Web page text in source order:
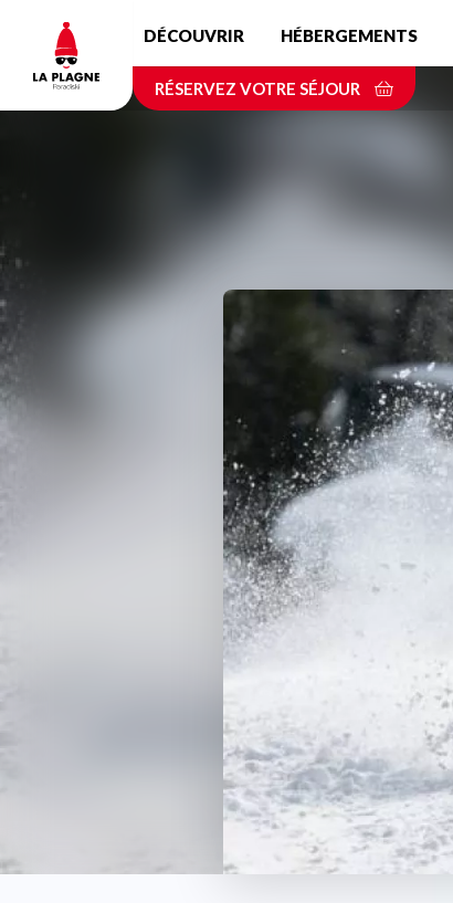
contenu
principal
DÉCOUVRIR HÉBERGEMENTS
RÉSERVEZ VOTRE SÉJOUR